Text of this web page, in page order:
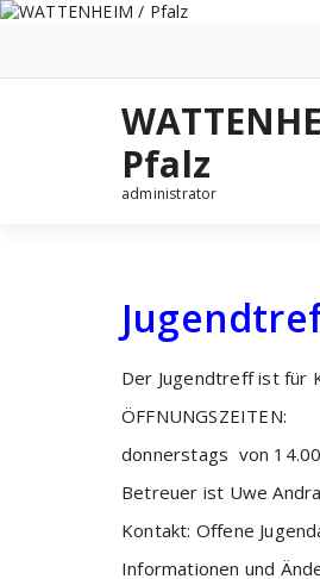
Zum
Pfalz
administrator
Der Jugendtreff ist für
ÖFFNUNGSZEITEN:
donnerstags von
Betreuer ist Uwe
Kontakt: Offene
Informationen und